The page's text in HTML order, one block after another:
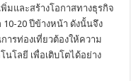
มและสร้างโอกาสทางธุรกิจ
20 ปีข้างหน้า ดังนั้นจึง
ารท่องเที่ยวต้องให้ความ
โลยี เพื่อเติบโตได้อย่าง